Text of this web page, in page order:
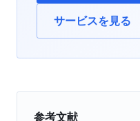
サービスを見る
参考文献